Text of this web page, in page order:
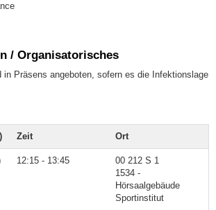
/ Organisatorisches
in Präsens angeboten, sofern es die Infektionslage
Zeit Ort
12:15 - 13:45
00 212 S 1
1534 -
Hörsaalgebäude
Sportinstitut